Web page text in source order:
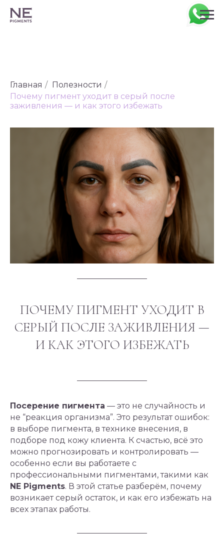
Главная / Полезности /
Почему пигмент уходит в серый после
заживления — и как этого избежать
ПОЧЕМУ ПИГМЕНТ УХОДИТ В
СЕРЫЙ ПОСЛЕ ЗАЖИВЛЕНИЯ —
И КАК ЭТОГО ИЗБЕЖАТЬ
Посерение пигмента — это не случайность и
не “реакция организма”. Это результат ошибок:
в выборе пигмента, в технике внесения, в
подборе под кожу клиента. К счастью, всё это
можно прогнозировать и контролировать —
особенно если вы работаете с
профессиональными пигментами, такими как
NE Pigments. В этой статье разберём, почему
возникает серый остаток, и как его избежать на
всех этапах работы.